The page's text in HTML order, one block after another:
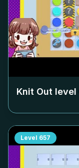
Knit Out level
Level 657